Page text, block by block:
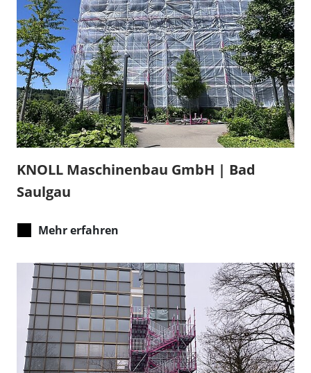
KNOLL Maschinenbau GmbH | Bad
Saulgau
Mehr erfahren